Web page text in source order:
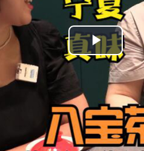
Play
Video